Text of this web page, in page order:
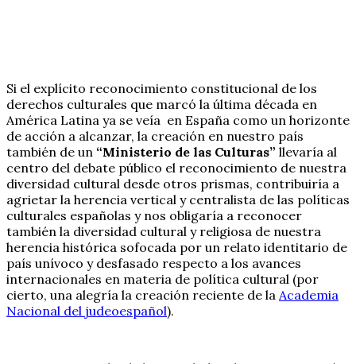
Si el explícito reconocimiento constitucional de los
derechos culturales que marcó la última década en
América Latina ya se veía en España como un horizonte
de acción a alcanzar, la creación en nuestro país
también de un “Ministerio de las Culturas” llevaría al
centro del debate público el reconocimiento de nuestra
diversidad cultural desde otros prismas, contribuiría a
agrietar la herencia vertical y centralista de las políticas
culturales españolas y nos obligaría a reconocer
también la diversidad cultural y religiosa de nuestra
herencia histórica sofocada por un relato identitario de
país unívoco y desfasado respecto a los avances
internacionales en materia de política cultural (por
cierto, una alegría la creación reciente de la Academia
Nacional del judeoespañol).